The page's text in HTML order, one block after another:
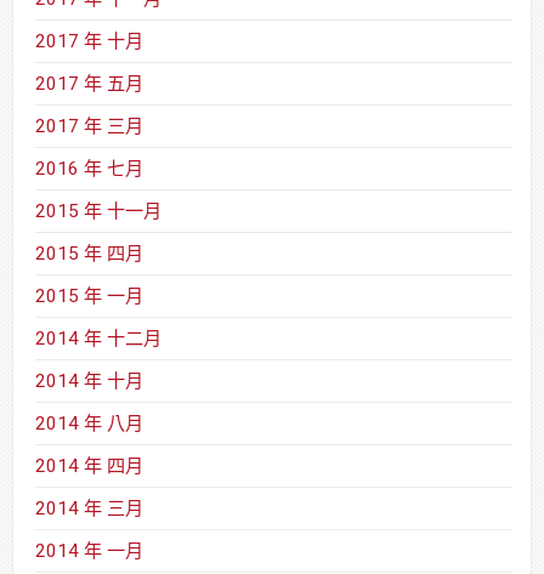
2017 年 十月
2017 年 五月
2017 年 三月
2016 年 七月
2015 年 十一月
2015 年 四月
2015 年 一月
2014 年 十二月
2014 年 十月
2014 年 八月
2014 年 四月
2014 年 三月
2014 年 一月